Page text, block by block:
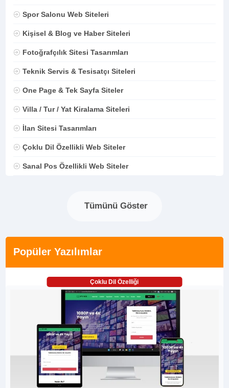
Spor Salonu Web Siteleri
Kişisel & Blog ve Haber Siteleri
Fotoğrafçılık Sitesi Tasarımları
Teknik Servis & Tesisatçı Siteleri
One Page & Tek Sayfa Siteler
Villa / Tur / Yat Kiralama Siteleri
İlan Sitesi Tasarımları
Çoklu Dil Özellikli Web Siteler
Sanal Pos Özellikli Web Siteler
Tümünü Göster
Popüler Yazılımlar
Çoklu Dil Özelliği